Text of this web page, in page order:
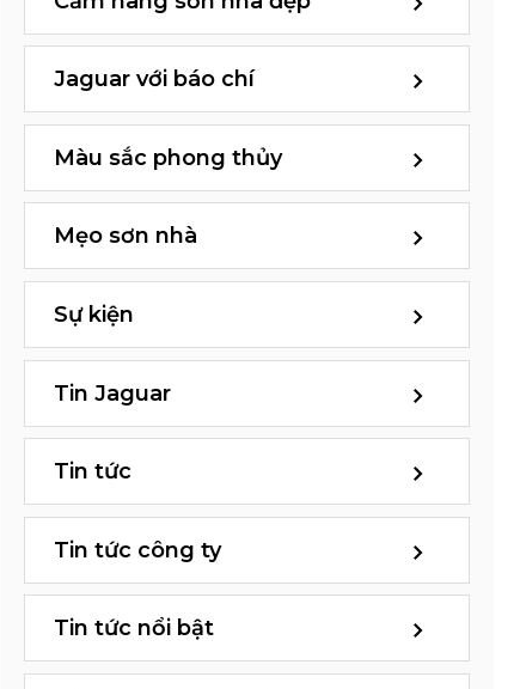
Jaguar với báo chí
Màu sắc phong thủy
Mẹo sơn nhà
Sự kiện
Tin Jaguar
Tin tức
Tin tức công ty
Tin tức nổi bật